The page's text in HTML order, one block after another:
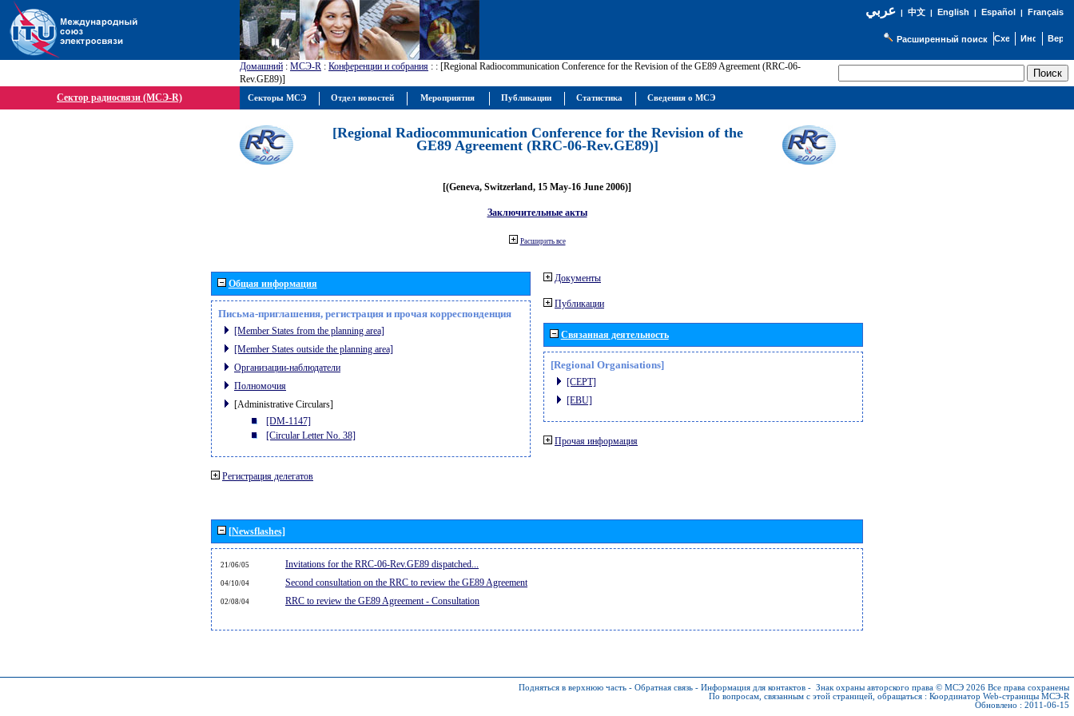
عربي| 中文| English | Español | Français
Расширенный поиск
Домашний : МСЭ-R : Конференции и собрания : : [Regional Radiocommunication Conference for the Revision of the GE89 Agreement (RRC-06-
Rev.GE89)]
Сектор радиосвязи (МСЭ-R)
[Regional Radiocommunication Conference for the Revision of the
GE89 Agreement (RRC-06-Rev.GE89)]
[(Geneva, Switzerland, 15 May-16 June 2006)]
Заключительные акты
Расширить все
Общая информация
Письма-приглашения, регистрация и прочая корреспонденция
[Member States from the planning area]
[Member States outside the planning area]
Организации-наблюдатели
Полномочия
[Administrative Circulars]
[DM-1147]
[Circular Letter No. 38]
Регистрация делегатов
Документы
Публикации
Связанная деятельность
[Regional Organisations]
[CEPT]
[EBU]
Прочая информация
[Newsflashes]
21/06/05 Invitations for the RRC-06-Rev.GE89 dispatched...
04/10/04 Second consultation on the RRC to review the GE89 Agreement
02/08/04 RRC to review the GE89 Agreement - Consultation
Подняться в верхнюю часть - Обратная связь - Информация для контактов - Знак охраны авторского права © МСЭ 2026 Все права сохранены
По вопросам, связанным с этой страницей, обращаться : Координатор Web-страницы МСЭ-R
Обновлено : 2011-06-15
Секторы МСЭ Отдел новостей Мероприятия Публикации Статистика Сведения о МСЭ